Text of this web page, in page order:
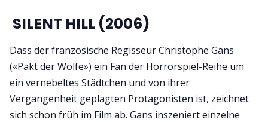
SILENT HILL (2006)
Dass der französische Regisseur Christophe Gans
(«Pakt der Wölfe») ein Fan der Horrorspiel-Reihe um
ein vernebeltes Städtchen und von ihrer
Vergangenheit geplagten Protagonisten ist, zeichnet
sich schon früh im Film ab. Gans inszeniert einzelne